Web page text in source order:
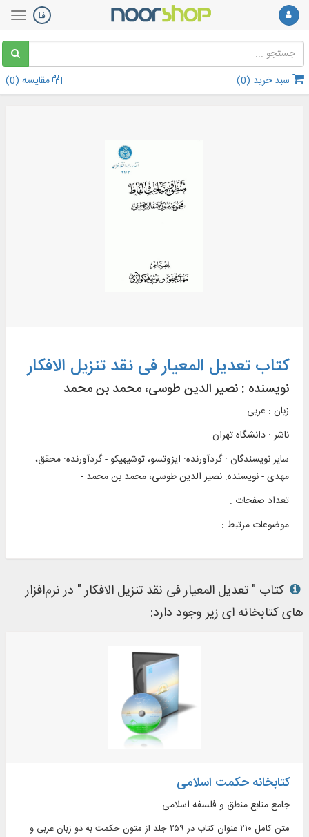
سبد خرید (0
) مقایسه (0
)
کتاب تعدیل المعیار فی نقد تنزیل الافکار
نویسنده : نصیر الدین طوسی، محمد بن محمد
زبان : عربی
ناشر : دانشگاه تهران
سایر نویسندگان : گردآورنده: ایزوتسو، توشیهیکو - گردآورنده: محقق،
مهدی - نویسنده: نصیر الدین طوسی، محمد بن محمد -
تعداد صفحات :
موضوعات مرتبط :
کتاب " تعدیل المعیار فی نقد تنزیل الافکار " در نرم‌افزار
های کتابخانه ای زیر وجود دارد:
کتابخانه حکمت اسلامی
جامع منابع منطق و فلسفه اسلامی
متن کامل ۲۱۰ عنوان کتاب در ۲۵۹ جلد از متون حکمت به دو زبان عربی و